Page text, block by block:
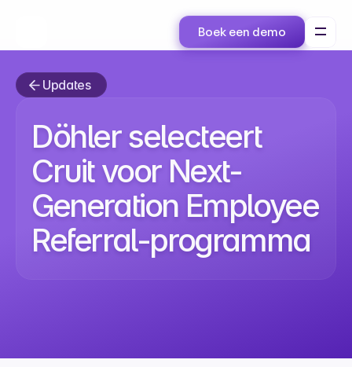
Boek een demo
Updates
Döhler selecteert
Cruit voor Next-
Generation Employee
Referral-programma